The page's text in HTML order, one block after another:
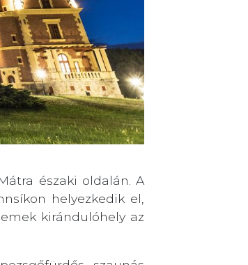
északi oldalán. A
helyezkedik el,
kirándulóhely az